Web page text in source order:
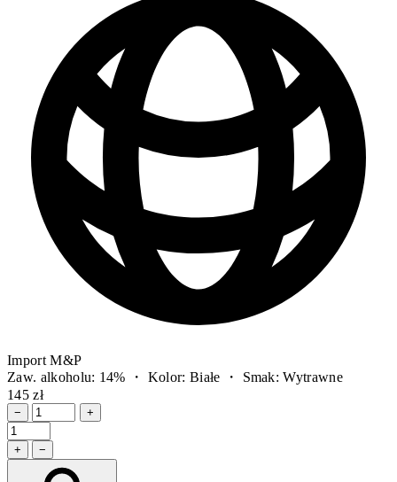
Import M&P
Zaw. alkoholu: 14% ・ Kolor: Białe ・ Smak: Wytrawne
145 zł
− +
+ −